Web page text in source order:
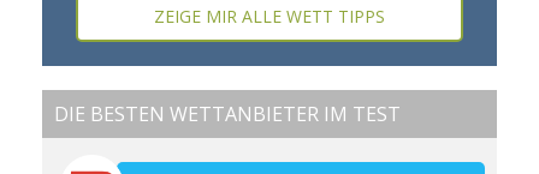
ZEIGE MIR ALLE WETT TIPPS
DIE BESTEN WETTANBIETER IM TEST